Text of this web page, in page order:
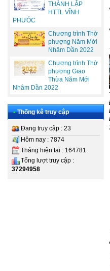
THÀNH LẬP
HTTL VĨNH
PHƯÓC
Chương trình Thờ
phượng Năm Mới
Nhâm Dần 2022
Chương trình Thờ
phượng Giao
Thừa Năm Mới
Nhâm Dần 2022
• Thống kê truy cập
Đang truy cập : 23
Hôm nay : 7874
Tháng hiện tại : 164781
Tổng lượt truy cập :
37294958